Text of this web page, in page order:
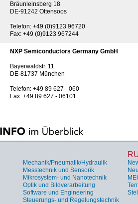
Bräunleinsberg 18
DE-91242 Ottensoos
Telefon: +49 (0)9123 96720
Fax: +49 (0)9123 967244
NXP Semiconductors Germany GmbH
Bayerwaldstr. 11
DE-81737 München
Telefon: +49 89 627 - 060
Fax: +49 89 627 - 06101
Mechanik/Pneumatik/Hydraulik
Messtechnik und Sensorik
Mikrosystem- und Nanotechnik
Optik und Bildverarbeitung
Software und Engineering
Steuerungs- und Regelungstechnik